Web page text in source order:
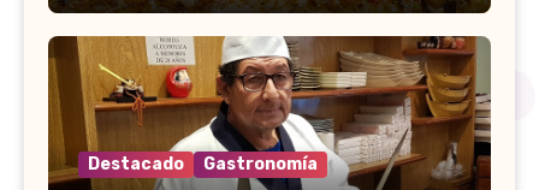
Destacado Gastronomía